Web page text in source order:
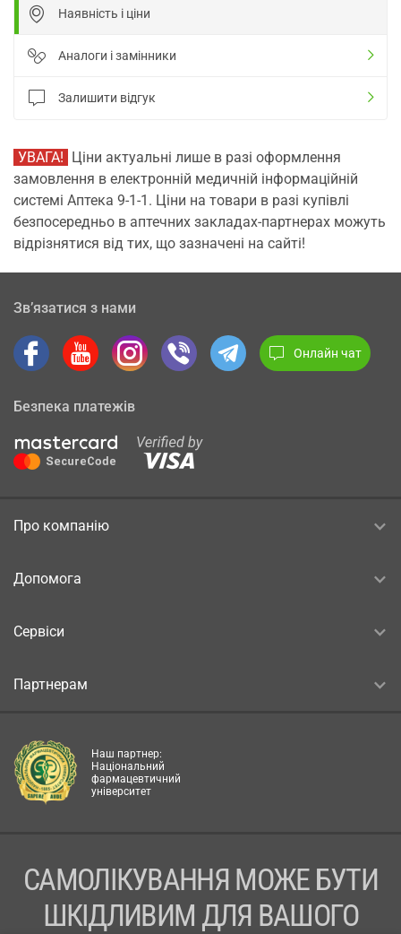
Наявність і ціни
Аналоги і замінники
Залишити відгук
УВАГА! Ціни актуальні лише в разі оформлення
замовлення в електронній медичній інформаційній
системі Аптека 9-1-1. Ціни на товари в разі купівлі
безпосередньо в аптечних закладах-партнерах можуть
відрізнятися від тих, що зазначені на сайті!
Зв’язатися з нами
Онлайн чат
Безпека платежів
Про компанію
Допомога
Сервіси
Партнерам
Наш партнер:
Національний
фармацевтичний
університет
САМОЛІКУВАННЯ МОЖЕ БУТИ
ШКІДЛИВИМ ДЛЯ ВАШОГО